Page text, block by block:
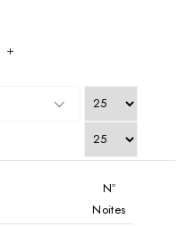
Nº
Noites